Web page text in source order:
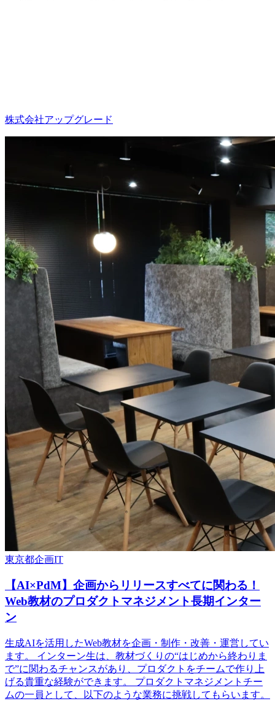
株式会社アップグレード
東京都企画IT
【AI×PdM】企画からリリースすべてに関わる！
Web教材のプロダクトマネジメント長期インター
ン
生成AIを活用したWeb教材を企画・制作・改善・運営してい
ます。 インターン生は、教材づくりの“はじめから終わりま
で”に関わるチャンスがあり、プロダクトをチームで作り上
げる貴重な経験ができます。 プロダクトマネジメントチー
ムの一員として、以下のような業務に挑戦してもらいます。